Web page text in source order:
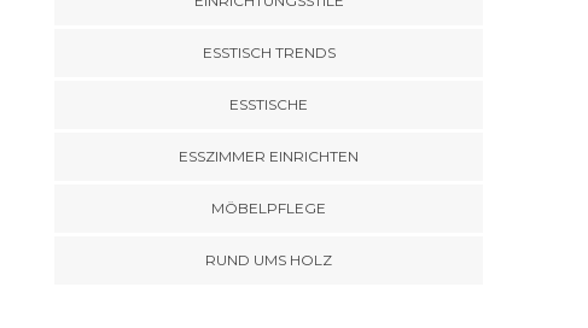
ESSTISCH TRENDS
ESSTISCHE
ESSZIMMER EINRICHTEN
MÖBELPFLEGE
RUND UMS HOLZ